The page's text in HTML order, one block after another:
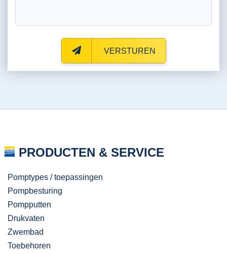
VERSTUREN
PRODUCTEN & SERVICE
Pomptypes / toepassingen
Pompbesturing
Pompputten
Drukvaten
Zwembad
Toebehoren